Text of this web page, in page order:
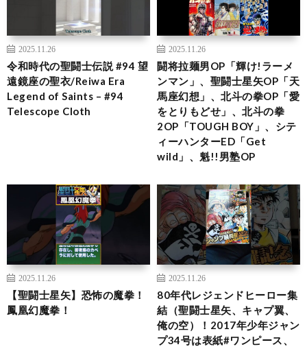
2025.11.26
令和時代の聖闘士伝説 #94 望
遠鏡座の聖衣/Reiwa Era
Legend of Saints – #94
Telescope Cloth
2025.11.26
闘将拉麺男OP「輝け!ラーメ
ンマン」、聖闘士星矢OP「天
馬座幻想」、北斗の拳OP「愛
をとりもどせ」、北斗の拳
2OP「TOUGH BOY」、シテ
ィーハンターED「Get
wild」、魁!!男塾OP
2025.11.26
【聖闘士星矢】恐怖の魔拳！
鳳凰幻魔拳！
2025.11.26
80年代レジェンドヒーロー集
結（聖闘士星矢、キャプ翼、
俺の空）！2017年少年ジャン
プ34号は表紙#ワンピース、